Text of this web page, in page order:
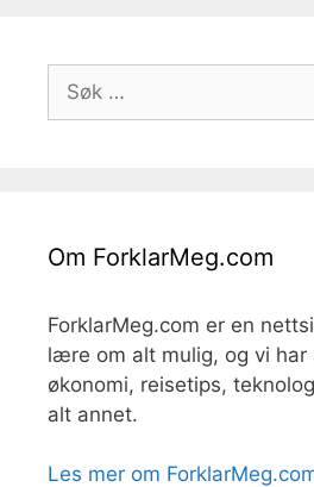
etter:
Om ForklarMeg.com
ForklarMeg.com er en
lære om alt mulig, og vi har
økonomi, reisetips,
alt annet.
Les mer om